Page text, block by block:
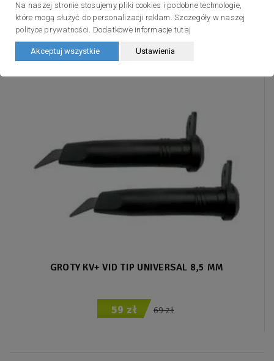
samej kategorii:
GROTY KV+ VID TIP UNIVERSAL 8,5 MM
59 zł 69 zł
Na naszej stronie stosujemy pliki cookies i podobne technologie,
które mogą służyć do personalizacji reklam. Szczegóły w naszej
polityce prywatności. Dodatkowe informacje tutaj
Akceptuj wszystkie Ustawienia